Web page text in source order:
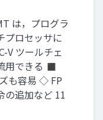
は，プログラ
プロセッサに
V ツールチェ
用できる ◼
も容易 ◇ FP
の追加など 11